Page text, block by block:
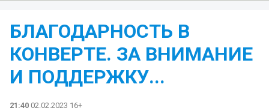
БЛАГОДАРНОСТЬ В
КОНВЕРТЕ. ЗА ВНИМАНИЕ
И ПОДДЕРЖКУ...
21:40 02.02.2023 16+